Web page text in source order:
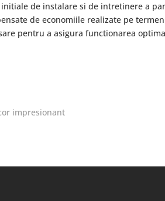
de instalare si de intretinere a
de economiile realizate pe
pentru a asigura functionarea
impresionant